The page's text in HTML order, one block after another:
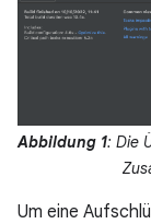
Abbildung 1: Die
Um eine